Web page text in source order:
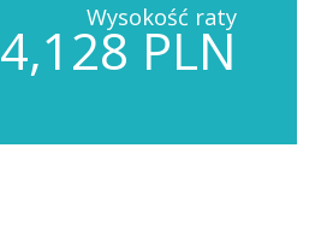
Wysokość raty
4,128 PLN